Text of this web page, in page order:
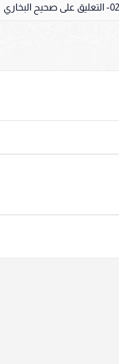
02- التعليق على صحيح البخاري